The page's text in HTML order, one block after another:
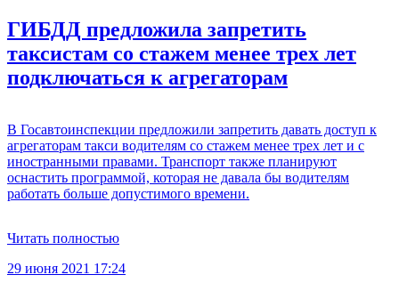
ГИБДД предложила запретить
таксистам со стажем менее трех лет
подключаться к агрегаторам
В Госавтоинспекции предложили запретить давать доступ к
агрегаторам такси водителям со стажем менее трех лет и с
иностранными правами. Транспорт также планируют
оснастить программой, которая не давала бы водителям
работать больше допустимого времени.
Читать полностью
29 июня 2021 17:24